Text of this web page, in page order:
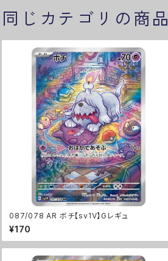
同じカテゴリの商品
087/078 AR ボチ【sv1V】Gレギュ
¥170